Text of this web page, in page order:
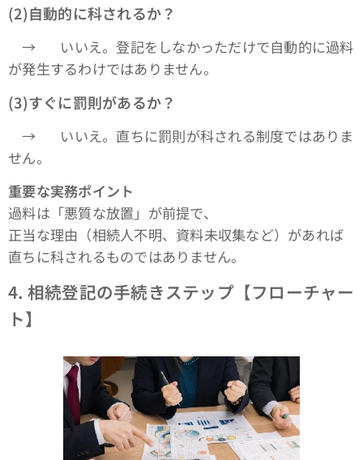
(2)自動的に科されるか？
→ ❌ いいえ。登記をしなかっただけで自動的に過料
が発生するわけではありません。
(3)すぐに罰則があるか？
→ ❌ いいえ。直ちに罰則が科される制度ではありま
せん。
重要な実務ポイント
過料は「悪質な放置」が前提で、
正当な理由（相続人不明、資料未収集など）があれば
直ちに科されるものではありません。
4. 相続登記の手続きステップ【フローチャー
ト】